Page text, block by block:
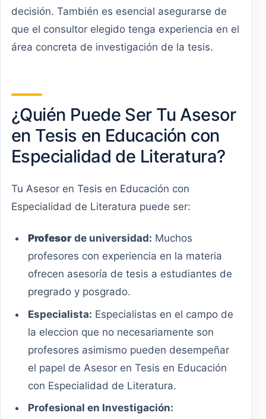
decisión. También es esencial asegurarse de
que el consultor elegido tenga experiencia en el
área concreta de investigación de la tesis.
¿Quién Puede Ser Tu Asesor
en Tesis en Educación con
Especialidad de Literatura?
Tu Asesor en Tesis en Educación con
Especialidad de Literatura puede ser:
Profesor de universidad: Muchos
profesores con experiencia en la materia
ofrecen asesoría de tesis a estudiantes de
pregrado y posgrado.
Especialista: Especialistas en el campo de
la eleccion que no necesariamente son
profesores asimismo pueden desempeñar
el papel de Asesor en Tesis en Educación
con Especialidad de Literatura.
Profesional en Investigación: